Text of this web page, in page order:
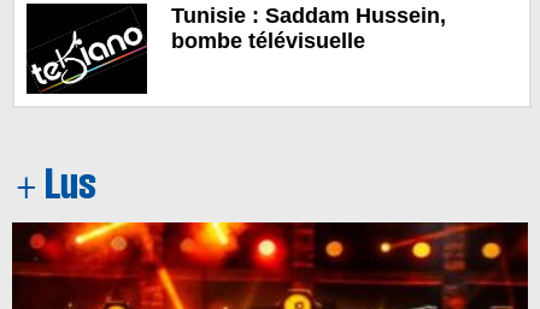
Tunisie : Saddam Hussein,
bombe télévisuelle